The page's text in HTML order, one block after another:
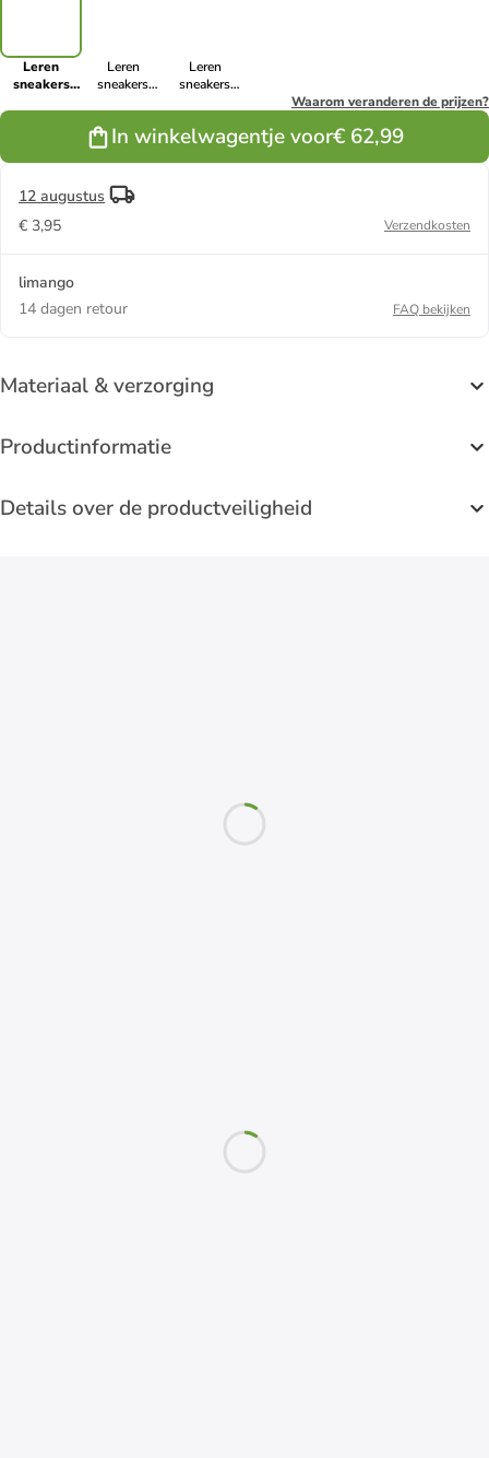
Leren
sneakers
Leren
sneakers
Leren
sneakers
Waarom veranderen de prijzen?
In winkelwagentje voor€ 62,99
12 augustus
€ 3,95
Verzendkosten
limango
14 dagen retour
FAQ bekijken
Materiaal & verzorging
Productinformatie
Details over de productveiligheid